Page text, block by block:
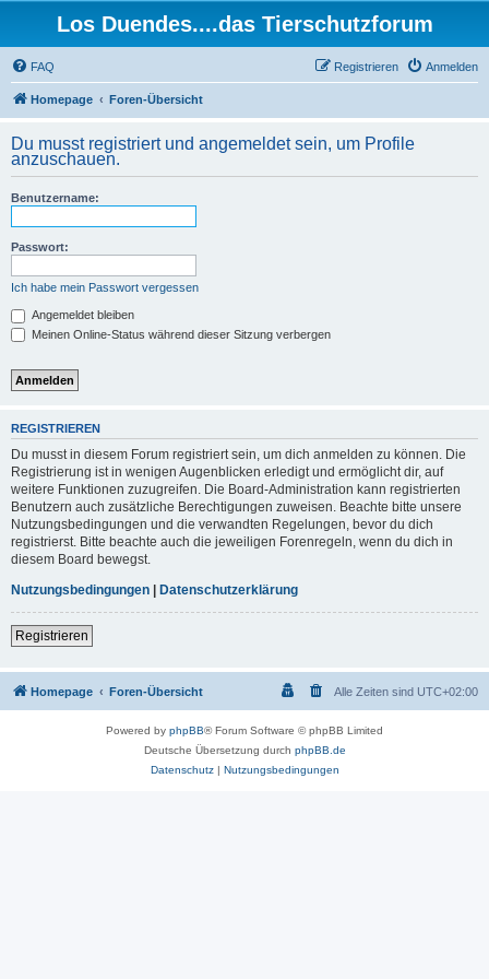
Los Duendes....das Tierschutzforum
FAQ Anmelden
Registrieren
Homepage Foren-Übersicht
Du musst registriert und angemeldet sein, um Profile
anzuschauen.
Benutzername:
Passwort:
Ich habe mein Passwort vergessen
Angemeldet bleiben
Meinen Online-Status während dieser Sitzung verbergen
REGISTRIEREN
Du musst in diesem Forum registriert sein, um dich anmelden zu können. Die
Registrierung ist in wenigen Augenblicken erledigt und ermöglicht dir, auf
weitere Funktionen zuzugreifen. Die Board-Administration kann registrierten
Benutzern auch zusätzliche Berechtigungen zuweisen. Beachte bitte unsere
Nutzungsbedingungen und die verwandten Regelungen, bevor du dich
registrierst. Bitte beachte auch die jeweiligen Forenregeln, wenn du dich in
diesem Board bewegst.
Nutzungsbedingungen | Datenschutzerklärung
Registrieren
Homepage Foren-Übersicht Alle Zeiten sind UTC+02:00
Powered by phpBB® Forum Software © phpBB Limited
Deutsche Übersetzung durch phpBB.de
Datenschutz| Nutzungsbedingungen